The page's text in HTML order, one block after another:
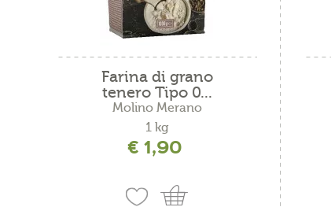
Pflegerhof - Erbe bio
Römerhof
Vitalpina Hotels
Süße Backwaren
grano saraceno
Johannsibrotkernmehl
Farina di grano
tenero Tipo 0...
Molino Merano
1 kg
€ 1,90